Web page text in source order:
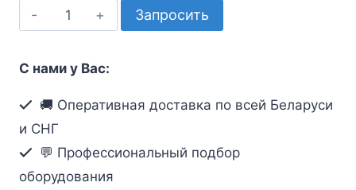
Количество
товара
VGA,
КВМ-
удлинитель
по
кабелю
Запросить
С нами у Вас:
🚚 Оперативная доставка по всей Беларуси
и СНГ
💬 Профессиональный подбор
оборудования